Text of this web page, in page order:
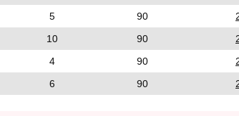
5 90
10 90
4 90
6 90